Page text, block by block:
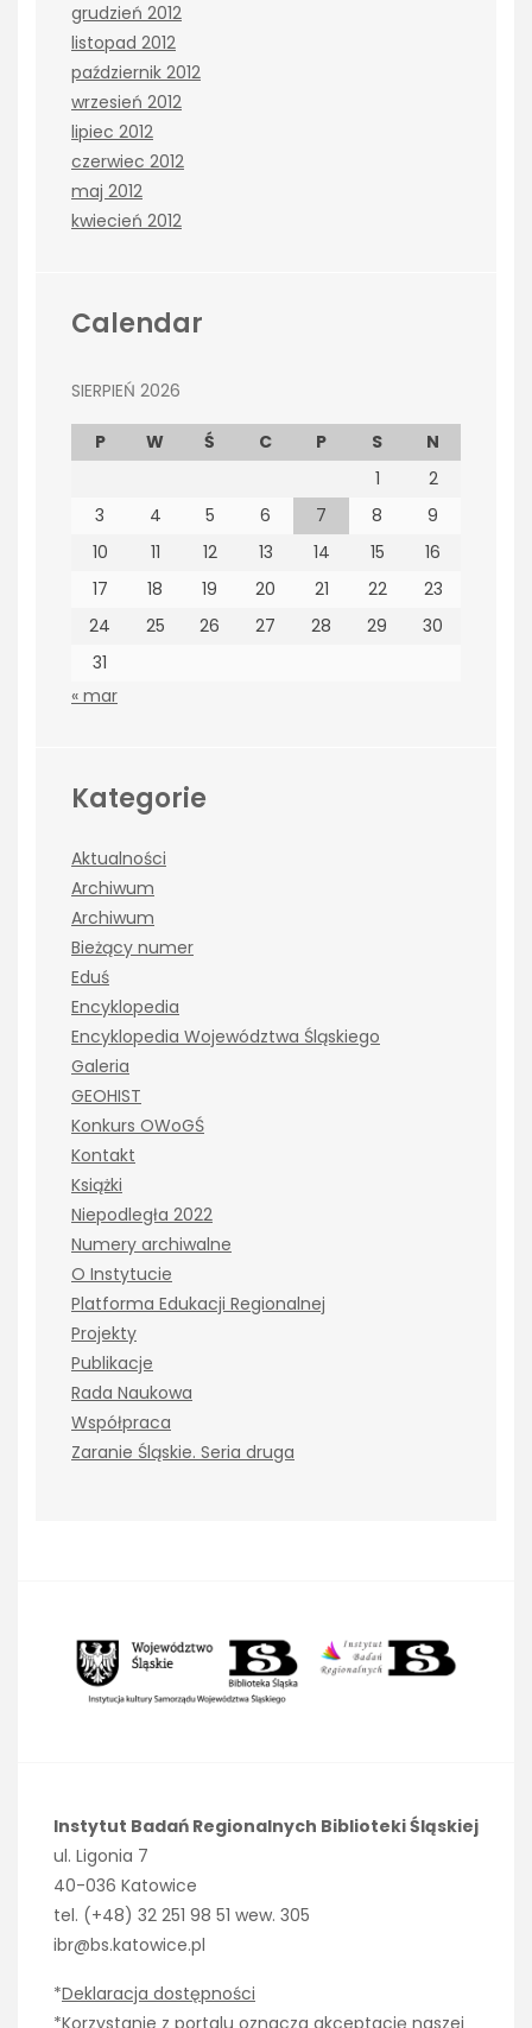
grudzień 2012
listopad 2012
październik 2012
wrzesień 2012
lipiec 2012
czerwiec 2012
maj 2012
kwiecień 2012
Calendar
SIERPIEŃ 2026
P W Ś C P S
N
1
2
3
4 5 6 7 8
9
10
11 12 13 14 15
16
17
18 19 20 21 22
23
24
25 26 27 28 29
30
31
« mar
Kategorie
Aktualności
Archiwum
Archiwum
Bieżący numer
Eduś
Encyklopedia
Encyklopedia Województwa Śląskiego
Galeria
GEOHIST
Konkurs OWoGŚ
Kontakt
Książki
Niepodległa 2022
Numery archiwalne
O Instytucie
Platforma Edukacji Regionalnej
Projekty
Publikacje
Rada Naukowa
Współpraca
Zaranie Śląskie. Seria druga
Instytut Badań Regionalnych Biblioteki Śląskiej
ul. Ligonia 7
40-036 Katowice
tel. (+48) 32 251 98 51 wew. 305
ibr@bs.katowice.pl
*Deklaracja dostępności
*Korzystanie z portalu oznacza akceptację naszej